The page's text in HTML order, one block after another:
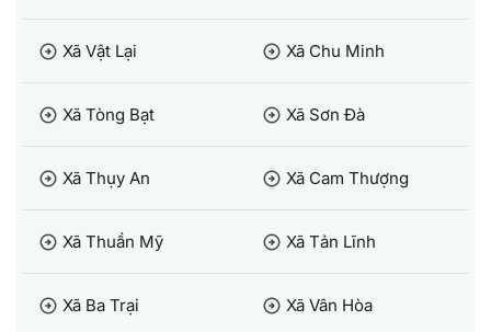
arrow_circle_right Xã Vật Lại arrow_circle_right Xã Chu Minh
arrow_circle_right Xã Tòng Bạt arrow_circle_right Xã Sơn Đà
arrow_circle_right Xã Thụy An arrow_circle_right Xã Cam Thượng
arrow_circle_right Xã Thuần Mỹ arrow_circle_right Xã Tản Lĩnh
arrow_circle_right Xã Ba Trại arrow_circle_right Xã Vân Hòa